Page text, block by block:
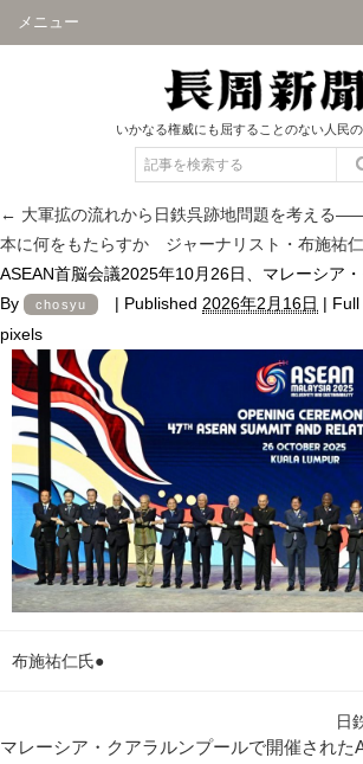
メニュー
いかなる権威にも屈することのない人民
← 大軍拡の流れから日鉄呉跡地問題を考える
本に何をもたらすか ジャーナリスト・布施祐
ASEAN首脳会議2025年10月26日、マレーシア
By
chosyu | Published 2026年2月16日 |
pixels
布施祐仁氏●
日
マレーシア・クアラルンプールで開催された